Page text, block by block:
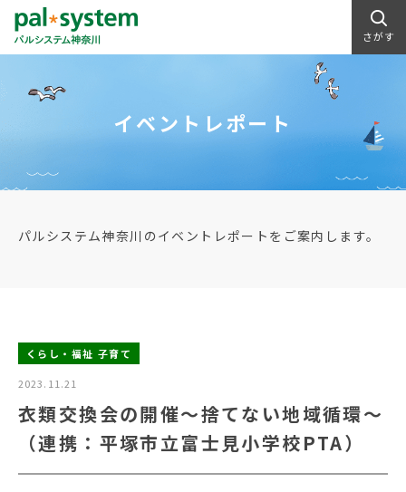
さがす
イベントレポート
パルシステム神奈川のイベントレポートをご案内します。
くらし・福祉 子育て
2023.11.21
衣類交換会の開催～捨てない地域循環～
（連携：平塚市立富士見小学校PTA）